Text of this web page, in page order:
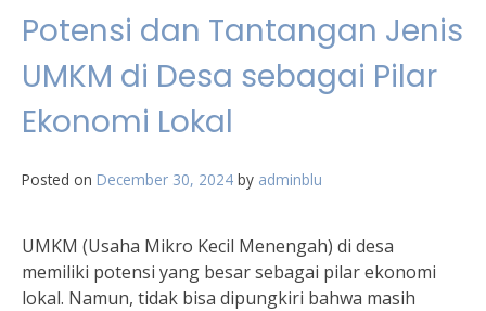
Potensi dan Tantangan Jenis
UMKM di Desa sebagai Pilar
Ekonomi Lokal
Posted on December 30, 2024 by adminblu
UMKM (Usaha Mikro Kecil Menengah) di desa
memiliki potensi yang besar sebagai pilar ekonomi
lokal. Namun, tidak bisa dipungkiri bahwa masih